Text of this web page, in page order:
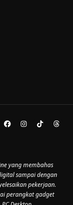
yang membahas
sampai dengan
pekerjaan.
perangkat gadget